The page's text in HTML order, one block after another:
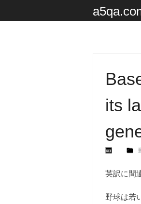
its
英訳に間
野球は若